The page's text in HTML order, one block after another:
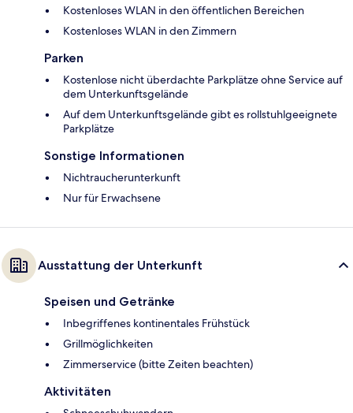
Kostenloses WLAN in den öffentlichen Bereichen
Kostenloses WLAN in den Zimmern
Parken
Kostenlose nicht überdachte Parkplätze ohne Service auf
dem Unterkunftsgelände
Auf dem Unterkunftsgelände gibt es rollstuhlgeeignete
Parkplätze
Sonstige Informationen
Nichtraucherunterkunft
Nur für Erwachsene
Ausstattung der Unterkunft
Speisen und Getränke
Inbegriffenes kontinentales Frühstück
Grillmöglichkeiten
Zimmerservice (bitte Zeiten beachten)
Aktivitäten